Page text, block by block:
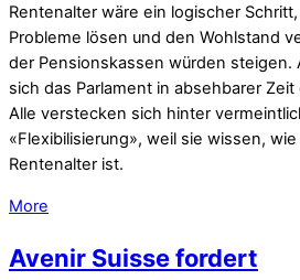
Rentenalter wäre ein logischer
Probleme lösen und den Wohlstand
der Pensionskassen würden steigen.
sich das Parlament in absehbarer
Alle verstecken sich hinter
«Flexibilisierung», weil sie wissen,
Rentenalter ist.
More
Avenir Suisse fordert